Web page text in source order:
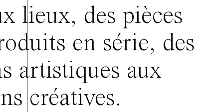
lieux, des pièces
en série, des
artistiques aux
créatives.